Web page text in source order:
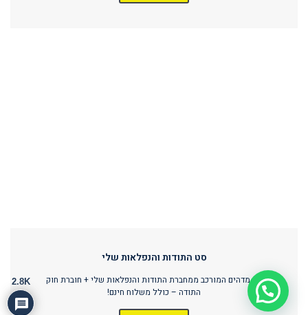
סט התודות והנפלאות שלי
סט מדהים המורכב ממחברת התודות והנפלאות שלי + חוברת חוק
התודה – כולל משלוח חינם!
2.8K